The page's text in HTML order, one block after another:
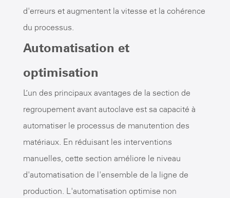
d'erreurs et augmentent la vitesse et la cohérence
du processus.
Automatisation et
optimisation
L’un des principaux avantages de la section de
regroupement avant autoclave est sa capacité à
automatiser le processus de manutention des
matériaux. En réduisant les interventions
manuelles, cette section améliore le niveau
d'automatisation de l'ensemble de la ligne de
production. L'automatisation optimise non